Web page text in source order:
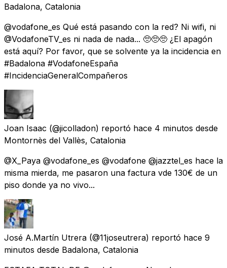
Badalona, Catalonia
@vodafone_es Qué está pasando con la red? Ni wifi, ni
@VodafoneTV_es ni nada de nada... 🥺🥺🥺 ¿El apagón
está aquí? Por favor, que se solvente ya la incidencia en
#Badalona #VodafoneEspaña
#IncidenciaGeneralCompañeros
Joan Isaac (@jicolladon) reportó hace 4 minutos desde
Montornès del Vallès, Catalonia
@X_Paya @vodafone_es @vodafone @jazztel_es hace la
misma mierda, me pasaron una factura vde 130€ de un
piso donde ya no vivo...
José A.Martín Utrera (@11joseutrera) reportó hace 9
minutos desde Badalona, Catalonia